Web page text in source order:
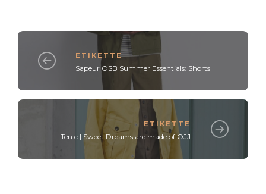
ETIKETTE
Sapeur OSB Summer Essentials: Shorts
ETIKETTE
Ten c | Sweet Dreams are made of OJJ